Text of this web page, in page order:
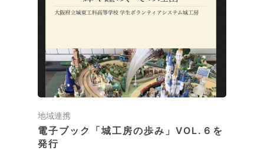
地域連携
電子ブック「城工房の歩み」VOL.６を
発行